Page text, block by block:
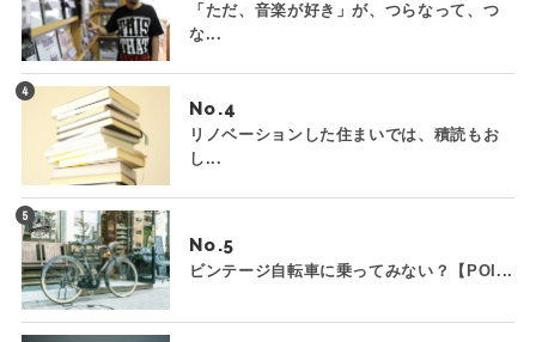
「ただ、音楽が好き」が、つらなって、つ
な...
No.
リノベーションした住まいでは、積読もお
し...
No.
ビンテージ自転車に乗ってみない？【POI...